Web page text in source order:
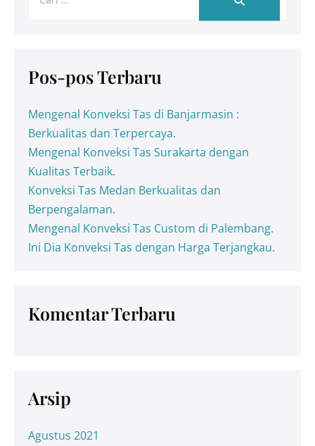
Pos-pos Terbaru
Mengenal Konveksi Tas di Banjarmasin :
Berkualitas dan Terpercaya.
Mengenal Konveksi Tas Surakarta dengan
Kualitas Terbaik.
Konveksi Tas Medan Berkualitas dan
Berpengalaman.
Mengenal Konveksi Tas Custom di Palembang.
Ini Dia Konveksi Tas dengan Harga Terjangkau.
Komentar Terbaru
Arsip
Agustus 2021